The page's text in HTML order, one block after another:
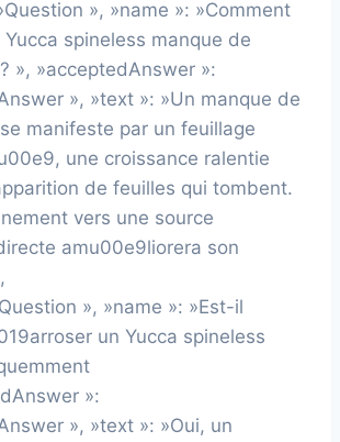
», »name »: »Comment
spineless manque de
», »acceptedAnswer »:
», »text »: »Un manque de
manifeste par un feuillage
une croissance ralentie
de feuilles qui tombent.
vers une source
amu00e9liorera son
», »name »: »Est-il
un Yucca spineless
»:
», »text »: »Oui, un